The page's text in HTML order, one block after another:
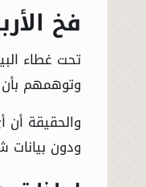
فخ
تحت غطاء
وتوهمهم
ودون